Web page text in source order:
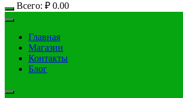
Всего: ₽ 0.00
Главная
Магазин
Контакты
Блог